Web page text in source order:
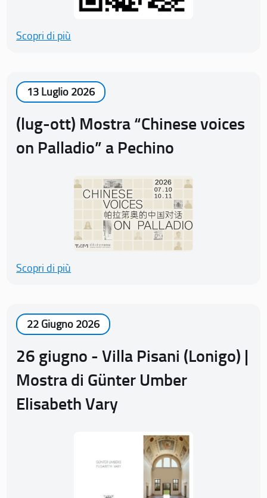
Scopri di più
13 Luglio 2026
(lug-ott) Mostra “Chinese voices
on Palladio” a Pechino
Scopri di più
22 Giugno 2026
26 giugno - Villa Pisani (Lonigo) |
Mostra di Günter Umber
Elisabeth Vary